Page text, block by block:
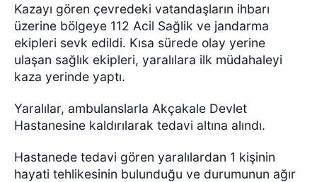
Kazayı gören çevredeki vatandaşların ihbarı
üzerine bölgeye 112 Acil Sağlik ve jandarma
ekipleri sevk edildi. Kısa sürede olay yerine
ulaşan sağlık ekipleri, yaralılara ilk müdahaleyi
kaza yerinde yaptı.
Yaralılar, ambulanslarla Akçakale Devlet
Hastanesine kaldırılarak tedavi altına alındı.
Hastanede tedavi gören yaralılardan 1 kişinin
hayati tehlikesinin bulunduğu ve durumunun ağır